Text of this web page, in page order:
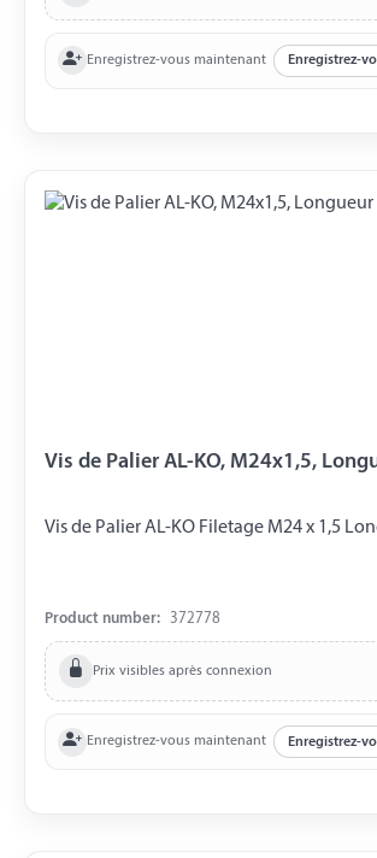
Enregistrez-vous maintenant Enregistrez-
Vis de Palier AL-KO, M24x1,5,
Vis de Palier AL-KO Filetage M24 x 1,5
Product number: 372778
Prix visibles après connexion
Enregistrez-vous maintenant Enregistrez-